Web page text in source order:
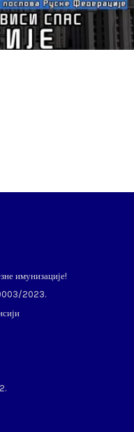
имунизације!
2023.